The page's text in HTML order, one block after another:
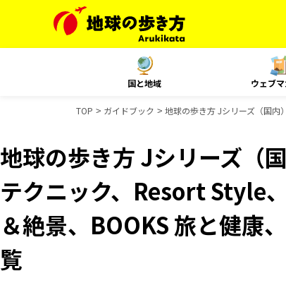
国と地域 ウェブ
TOP ガイドブック 地球の歩き方 Jシリーズ（国内
地球の歩き方 Jシリーズ（
テクニック、Resort Style
＆絶景、BOOKS 旅と健康
覧